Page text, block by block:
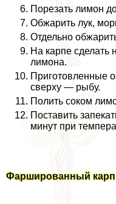
Порезать лимон
Обжарить лук,
Отдельно
На карпе сделать
лимона.
Приготовленные
сверху — рыбу.
Полить соком
Поставить
минут при
Фаршированный карп